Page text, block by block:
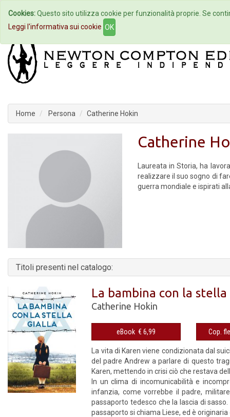
Home Autori Eventi
Home Persona Catherine Hokin
Catherine
Laureata in Storia, ha
realizzare il suo sogno di
guerra mondiale e ispirati
Titoli presenti nel catalogo:
La bambina con la
Catherine Hokin
eBook € 6,99
La vita di Karen viene condizionata dal
del padre Andrew a parlare di questo
Karen, mettendo in crisi ciò che restava
In un clima di incomunicabilità e
infanzia, come vorrebbe il padre,
passaporto tedesco che la lascia di
passaporto si chiama Liese, ed è originaria
Cookies:Questo sito utilizza cookie per funzionalità proprie. Se
Leggi l'informativa sui cookie OK